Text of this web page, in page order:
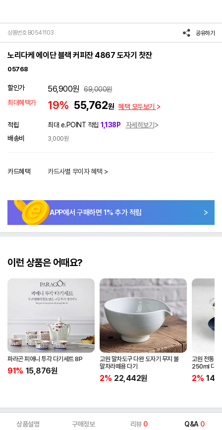
상품번호 B0541103 공유하기
노리다케 에이단 블랙 커피잔 4867 도자기 찻잔
05768
할인가 56,900원 69,000원
최대혜택가
19% 55,762원 혜택 모두보기
적립 최대 e.POINT 적립 1,138P
자세히보기
배송비
3,000원
카드혜택 카드사별 무이자 혜택 >
APP에서 구매하면 1% 추가 적립
이런 상품은 어때요?
파라곤 피애니 투각 다기세트 8P
91% 15,876원
고원 말차도구 다완 도자기 무지 볼
말차라떼용 다기
2% 22,442원
고원 전통 개
250ml 다
2%
상품설명 구매정보 리뷰 0 Q&A 0